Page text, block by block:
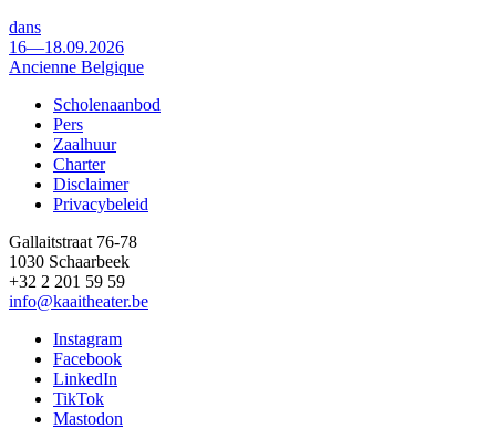
dans
16—18.09.2026
Ancienne Belgique
Footer
Scholenaanbod
Pers
Zaalhuur
Charter
Disclaimer
Privacybeleid
Gallaitstraat 76-78
1030 Schaarbeek
+32 2 201 59 59
info@kaaitheater.be
Instagram
Facebook
LinkedIn
TikTok
Mastodon